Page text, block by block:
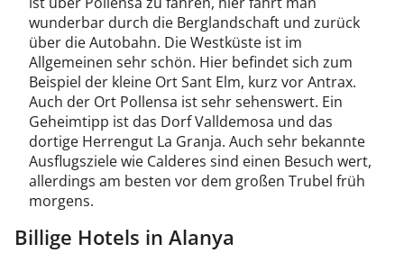
wunderbar durch die Berglandschaft und zurück
über die Autobahn. Die Westküste ist im
Allgemeinen sehr schön. Hier befindet sich zum
Beispiel der kleine Ort Sant Elm, kurz vor Antrax.
Auch der Ort Pollensa ist sehr sehenswert. Ein
Geheimtipp ist das Dorf Valldemosa und das
dortige Herrengut La Granja. Auch sehr bekannte
Ausflugsziele wie Calderes sind einen Besuch wert,
allerdings am besten vor dem großen Trubel früh
morgens.
Billige Hotels in Alanya